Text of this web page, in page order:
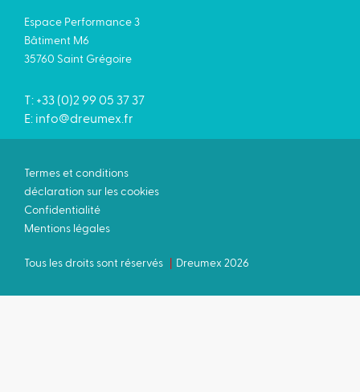
Espace Performance 3
Bâtiment M6
35760 Saint Grégoire
T: +33 (0)2 99 05 37 37
E: info@dreumex.fr
Termes et conditions
déclaration sur les cookies
Confidentialité
Mentions légales
Tous les droits sont réservés Dreumex 2026